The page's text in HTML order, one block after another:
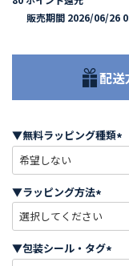
販売期間 2026/06/26
配送
▼無料ラッピング種類
必
)
▼ラッピング方法
必
須
)
▼包装シール・タグ